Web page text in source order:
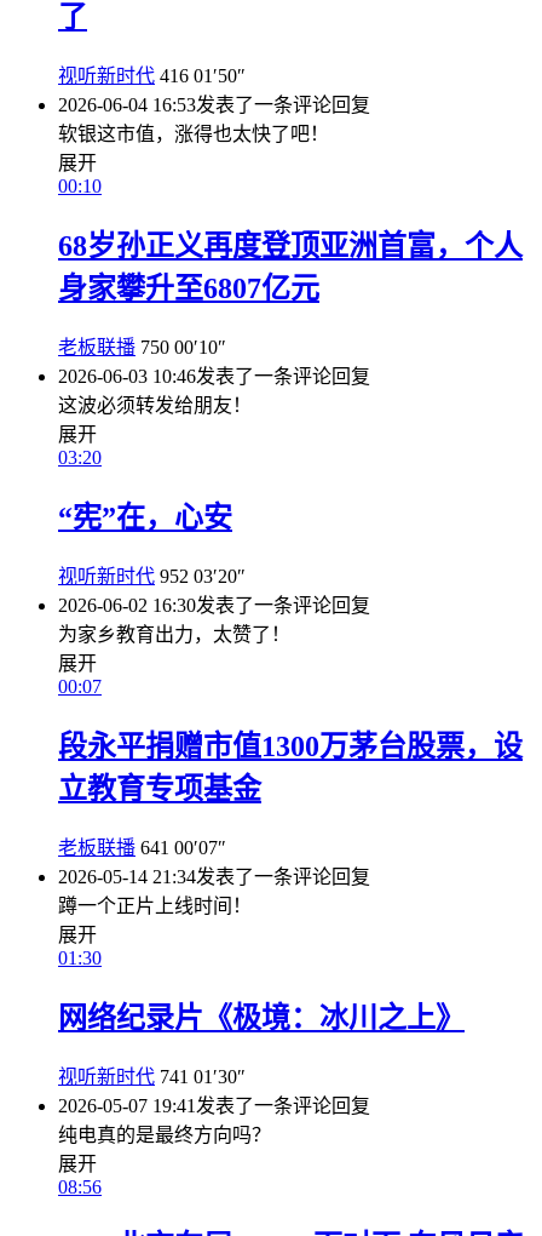
了
视听新时代 416 01′50″
2026-06-04 16:53发表了一条评论回复
软银这市值，涨得也太快了吧！
展开
00:10
68岁孙正义再度登顶亚洲首富，个人
身家攀升至6807亿元
老板联播 750 00′10″
2026-06-03 10:46发表了一条评论回复
这波必须转发给朋友！
展开
03:20
“宪”在，心安
视听新时代 952 03′20″
2026-06-02 16:30发表了一条评论回复
为家乡教育出力，太赞了！
展开
00:07
段永平捐赠市值1300万茅台股票，设
立教育专项基金
老板联播 641 00′07″
2026-05-14 21:34发表了一条评论回复
蹲一个正片上线时间！
展开
01:30
网络纪录片《极境：冰川之上》
视听新时代 741 01′30″
2026-05-07 19:41 发表了一条评论回复
纯电真的是最终方向吗？
展开
08:56